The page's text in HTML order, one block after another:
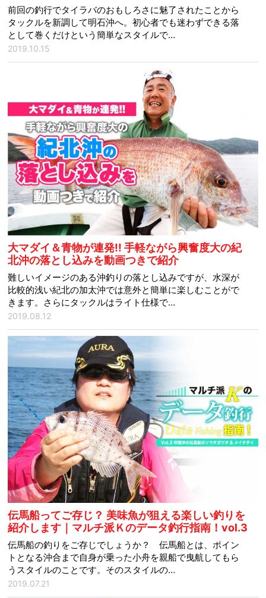
前回の釣行でタイラバのおもしろさに魅了されたことから
タックルを新調して明石沖へ。初心者でも迷わずできる落
として巻くだけという簡単なスタイルで…
2019.10.15
大マダイ＆青物が連発!! 手軽ながら興奮度大の紀
北沖の落とし込みを動画つきで紹介
難しいイメージのある沖釣りの落とし込みですが、水深が
比較的浅い紀北の加太沖では意外と簡単に楽しむことがで
きます。さらにタックルはライト仕様で…
2019.08.12
伝馬船ってご存じ？ 美味魚が狙える楽しい釣りを
紹介します｜マルチ派Ｋのデータ釣行指南！vol.3
伝馬船の釣りをご存じでしょうか？ 伝馬船とは、ポイン
トとなる沖合まで自身が乗った小舟を親船で曳航してもら
うスタイルのことです。そのスタイルの…
2019.07.21